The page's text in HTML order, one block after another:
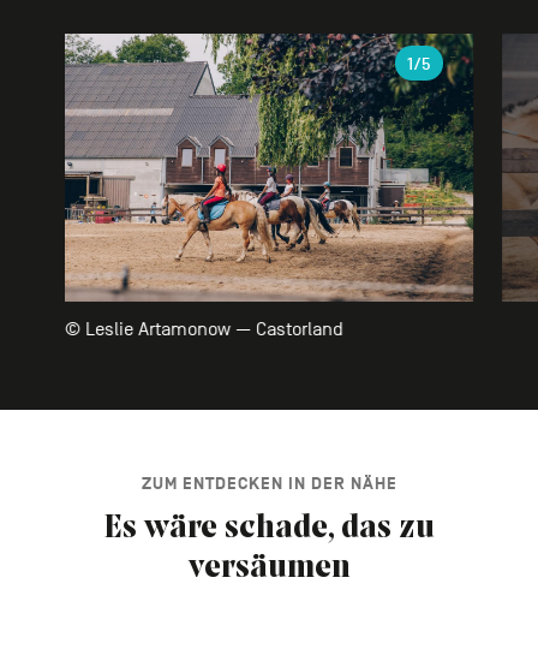
Galerie
© Leslie Artamonow — Castorland
1/5
ZUM ENTDECKEN IN DER NÄHE
Es wäre schade, das zu
versäumen